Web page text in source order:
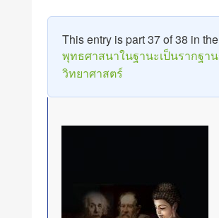
This entry is part 37 of 38 in
พุทธศาสนาในฐานะเป็นรากฐา
วิทยาศาสตร์